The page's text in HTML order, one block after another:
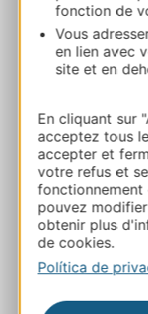
fonction de
Vous
en lien avec
site et en
En cliquant sur
acceptez tous
accepter et
votre refus et
fonctionnement
pouvez
obtenir plus
de cookies.
Política de
Hôtel –
AIGUES-
Ruta y
04 66 53
E-mail